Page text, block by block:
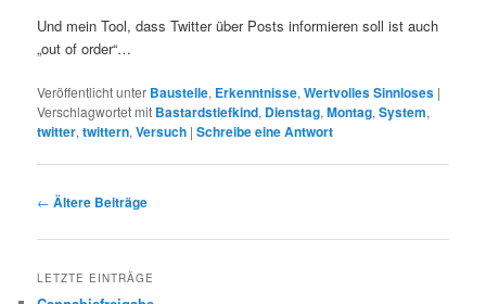
Und mein Tool, dass Twitter über Posts informieren soll ist auch
„out of order“…
Veröffentlicht unter Baustelle, Erkenntnisse,Wertvolles Sinnloses |
Verschlagwortet mit Bastardstiefkind, Dienstag,Montag,System,
twitter,twittern,Versuch |Schreibe eine Antwort
Beitrags-
← Ältere Beiträge
LETZTE EINTRÄGE